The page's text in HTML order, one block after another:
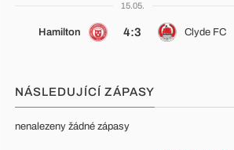
15.05.
Hamilton 4:3 Clyde FC
NÁSLEDUJÍCÍ ZÁPASY
nenalezeny žádné zápasy